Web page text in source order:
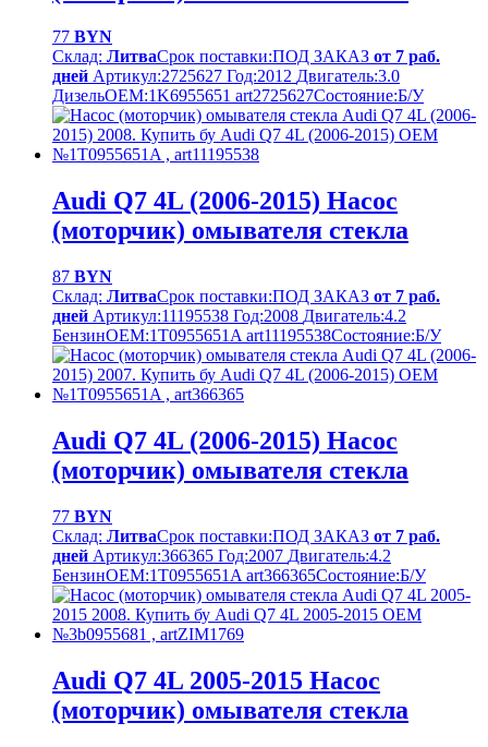
77 BYN
Склад: ЛитваСрок поставки:ПОД ЗАКАЗ от 7 раб.
дней Артикул:2725627 Год:2012 Двигатель:3.0
ДизельOEM:1K6955651 art2725627Cостояние:Б/У
Audi Q7 4L (2006-2015) Насос
(моторчик) омывателя стекла
87 BYN
Склад: ЛитваСрок поставки:ПОД ЗАКАЗ от 7 раб.
дней Артикул:11195538 Год:2008 Двигатель:4.2
БензинOEM:1T0955651A art11195538Cостояние:Б/У
Audi Q7 4L (2006-2015) Насос
(моторчик) омывателя стекла
77 BYN
Склад: ЛитваСрок поставки:ПОД ЗАКАЗ от 7 раб.
дней Артикул:366365 Год:2007 Двигатель:4.2
БензинOEM:1T0955651A art366365Cостояние:Б/У
Audi Q7 4L 2005-2015 Насос
(моторчик) омывателя стекла